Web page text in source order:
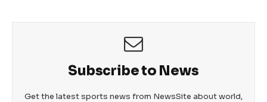
Subscribe to News
Get the latest sports news from NewsSite about world,